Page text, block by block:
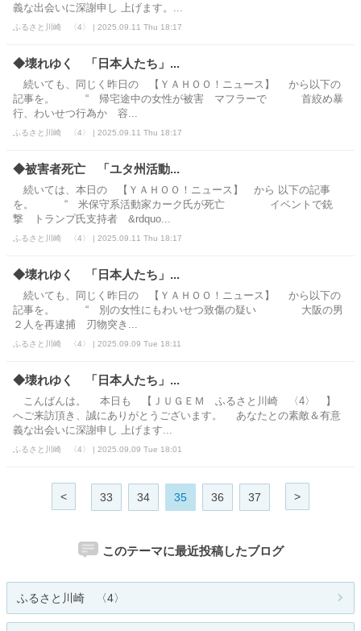
義な出会いに深謝申し 上げます。...
ふるさと川崎 〈4〉 | 2025.09.11 Thu 18:17
◆壊れゆく 「日本人たち」...
続いても、同じく昨日の 【ＹＡＨＯＯ！ニュース】 から以下の
記事を。 “ 帰宅途中の女性が被害 マフラーで 首絞め暴
行、わいせつ行為か 容...
ふるさと川崎 〈4〉 | 2025.09.11 Thu 18:17
◆被害者死亡 「ユタ州活動...
続いては、本日の 【ＹＡＨＯＯ！ニュース】 から 以下の記事
を。 “ 米保守系活動家カーク氏が死亡 イベントで銃
撃 トランプ氏支持者 &rdquo...
ふるさと川崎 〈4〉 | 2025.09.11 Thu 18:17
◆壊れゆく 「日本人たち」...
続いても、同じく昨日の 【ＹＡＨＯＯ！ニュース】 から以下の
記事を。 “ 別の女性にもわいせつ致傷の疑い 大阪の男
２人を再逮捕 刃物突き...
ふるさと川崎 〈4〉 | 2025.09.09 Tue 18:11
◆壊れゆく 「日本人たち」...
こんばんは。 本日も 【ＪＵＧＥＭ ふるさと川崎 〈4〉 】
へご来訪頂き、誠にありがとうございます。 あなたとの素敵＆有意
義な出会いに深謝申し 上げます...
ふるさと川崎 〈4〉 | 2025.09.09 Tue 18:01
< 33 34 35 36 37 >
このテーマに最近投稿したブログ
ふるさと川崎 〈4〉